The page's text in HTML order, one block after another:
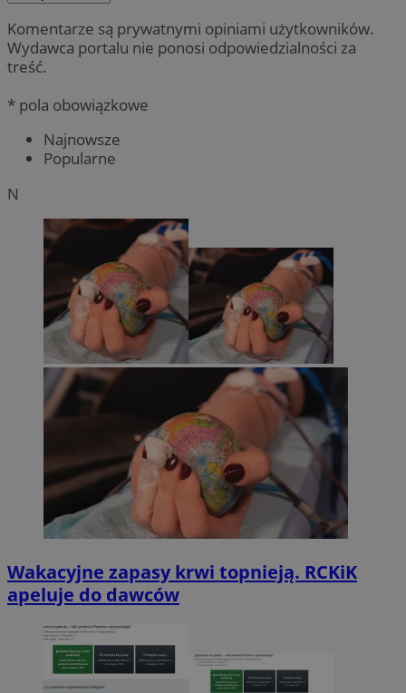
Komentarze są prywatnymi opiniami użytkowników.
Wydawca portalu nie ponosi odpowiedzialności za
treść.
* pola obowiązkowe
Najnowsze
Popularne
N
Wakacyjne zapasy krwi topnieją. RCKiK
apeluje do dawców